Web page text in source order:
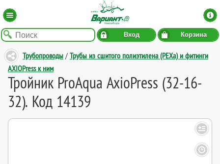
Вход Корзина
Трубопроводы / Трубы из сшитого полиэтилена (PEXa) и фитинги
AXIOPress к ним
Тройник ProAqua AxioPress (32-16-
32). Код 14139